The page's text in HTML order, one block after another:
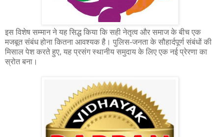
इस विशेष सम्मान ने यह सिद्ध किया कि सही नेतृत्व और समाज के बीच एक
मजबूत संबंध होना कितना आवश्यक है। पुलिस-जनता के सौहार्दपूर्ण संबंधों की
मिसाल पेश करते हुए, यह प्रसंग स्थानीय समुदाय के लिए एक नई प्रेरणा का
स्रोत बना।